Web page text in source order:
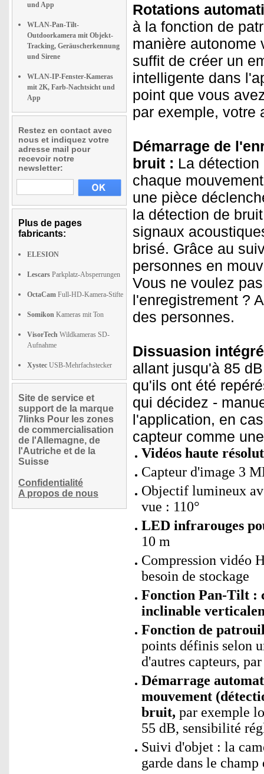
und App
WLAN-Pan-Tilt-
Outdoorkamera mit Objekt-
Tracking, Geräuscherkennung
und Sirene
WLAN-IP-Fenster-Kameras
mit 2K, Farb-Nachtsicht und
App
Restez en contact avec
nous et indiquez votre
adresse mail pour
recevoir notre
newsletter:
Plus de pages
fabricants:
ELESION
Lescars Parkplatz-Absperrungen
OctaCam Full-HD-Kamera-Stifte
Somikon Kameras mit Ton
VisorTech Wildkameras SD-
Aufnahme
Xystec USB-Mehrfachstecker
Site de service et
support de la marque
7links Pour les zones
de commercialisation
de l'Allemagne, de
l'Autriche et de la
Suisse
Confidentialité
A propos de nous
Rotations
à la fonction de
manière autonome
suffit de créer un
intelligente dans
point que vous
par exemple, votre
Démarrage de
bruit : La
chaque
une pièce
la détection de
signaux
brisé. Grâce au
personnes en
Vous ne voulez
l'enregistrement ?
des personnes.
Dissuasion
allant jusqu'à 85
qu'ils ont été
qui décidez -
l'application, en
capteur comme
Vidéos haute
Capteur d'image 3
Objectif lumineux
vue : 110°
LED infrarouges
10 m
Compression vidéo
besoin de stockage
Fonction Pan-Tilt :
inclinable
Fonction de
points définis selon
d'autres capteurs,
Démarrage
mouvement
bruit, par exemple
55 dB, sensibilité
Suivi d'objet : la
garde dans le